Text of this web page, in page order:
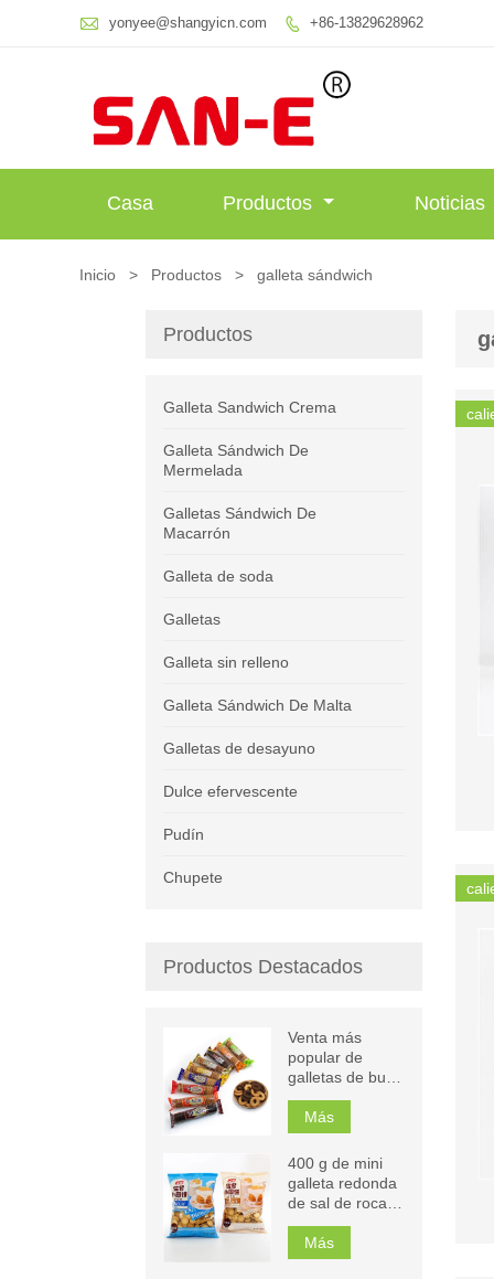
 yonyee@shangyicn.com  +86-13829628962
Casa Productos Noticias
Inicio > Productos > galleta sándwich
Productos
Galleta Sandwich Crema
Galleta Sándwich De
Mermelada
Galletas Sándwich De
Macarrón
Galleta de soda
Galletas
Galleta sin relleno
Galleta Sándwich De Malta
Galletas de desayuno
Dulce efervescente
Pudín
Chupete
Productos Destacados
Venta más
popular de
galletas de buen
gusto
Más
400 g de mini
galleta redonda
de sal de roca
de leche
Más